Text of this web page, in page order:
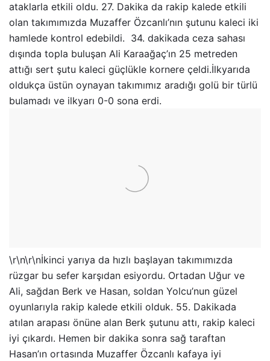
ataklarla etkili oldu. 27. Dakika da rakip kalede etkili
olan takımımızda Muzaffer Özcanlı’nın şutunu kaleci iki
hamlede kontrol edebildi. 34. dakikada ceza sahası
dışında topla buluşan Ali Karaağaç’ın 25 metreden
attığı sert şutu kaleci güçlükle kornere çeldi.İlkyarıda
oldukça üstün oynayan takımımız aradığı golü bir türlü
bulamadı ve ilkyarı 0-0 sona erdi.
\r\n\r\nİkinci yarıya da hızlı başlayan takımımızda
rüzgar bu sefer karşıdan esiyordu. Ortadan Uğur ve
Ali, sağdan Berk ve Hasan, soldan Yolcu’nun güzel
oyunlarıyla rakip kalede etkili olduk. 55. Dakikada
atılan arapası önüne alan Berk şutunu attı, rakip kaleci
iyi çıkardı. Hemen bir dakika sonra sağ taraftan
Hasan’ın ortasında Muzaffer Özcanlı kafaya iyi